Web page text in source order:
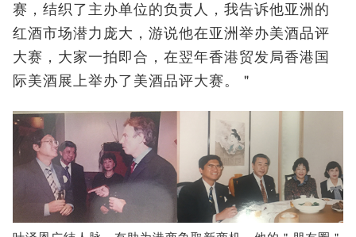
赛，结织了主办单位的负责人，我告诉他亚洲的
红酒市场潜力庞大，游说他在亚洲举办美酒品评
大赛，大家一拍即合，在翌年香港贸发局香港国
际美酒展上举办了美酒品评大赛。＂